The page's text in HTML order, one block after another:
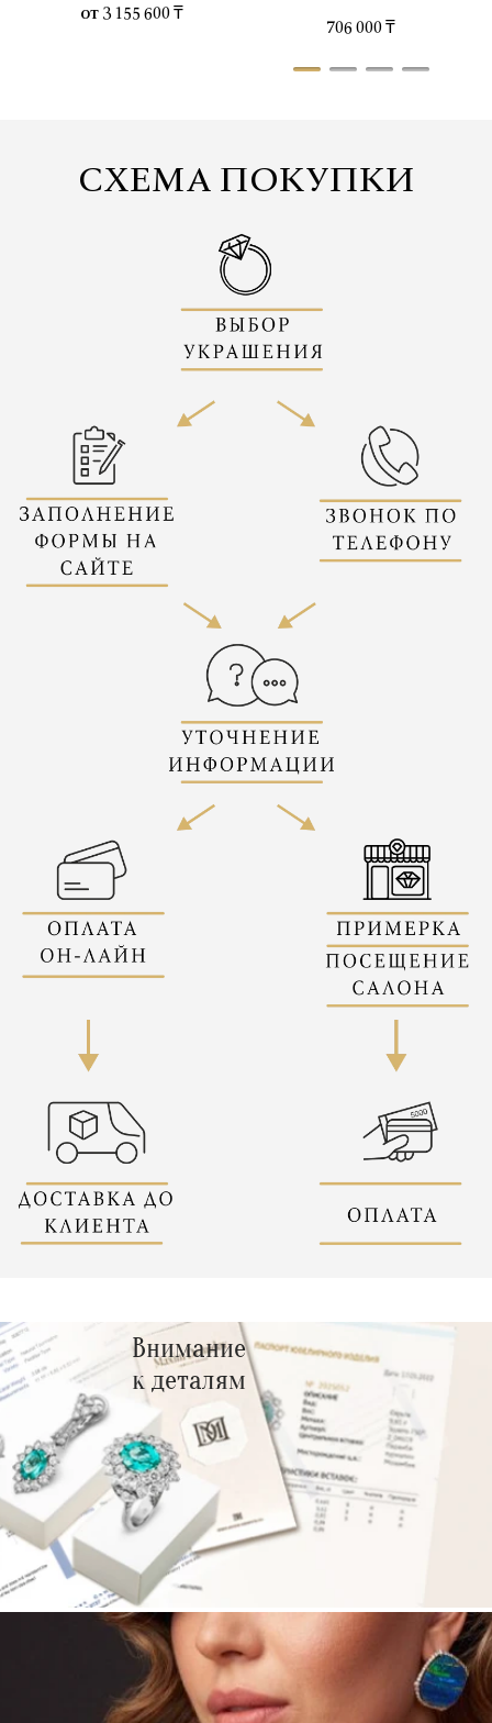
от 3 155 600 ₸
706 000 ₸
СХЕМА ПОКУПКИ
Внимание
к деталям